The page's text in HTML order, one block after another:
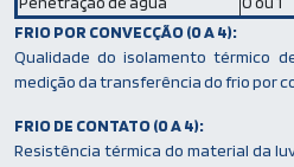
FRIO POR CONVECÇÃO (0 A 4):
Qualidade do isolamento térmico
medição da transferência do frio por
FRIO DE CONTATO (0 A 4):
Resistência térmica do material da